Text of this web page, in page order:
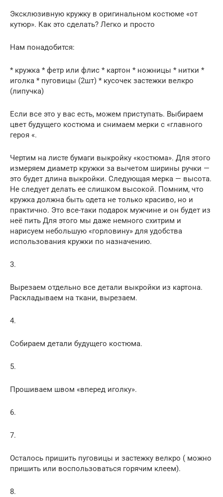
Эксклюзивную кружку в оригинальном костюме «от
кутюр». Как это сделать? Легко и просто
Нам понадобится:
* кружка * фетр или флис * картон * ножницы * нитки *
иголка * пуговицы (2шт) * кусочек застежки велкро
(липучка)
Если все это у вас есть, можем приступать. Выбираем
цвет будущего костюма и снимаем мерки с «главного
героя «.
Чертим на листе бумаги выкройку «костюма». Для этого
измеряем диаметр кружки за вычетом ширины ручки —
это будет длина выкройки. Следующая мерка — высота.
Не следует делать ее слишком высокой. Помним, что
кружка должна быть одета не только красиво, но и
практично. Это все-таки подарок мужчине и он будет из
неё пить Для этого мы даже немного схитрим и
нарисуем небольшую «горловину» для удобства
использования кружки по назначению.
3.
Вырезаем отдельно все детали выкройки из картона.
Раскладываем на ткани, вырезаем.
4.
Собираем детали будущего костюма.
5.
Прошиваем швом «вперед иголку».
6.
7.
Осталось пришить пуговицы и застежку велкро ( можно
пришить или воспользоваться горячим клеем).
8.